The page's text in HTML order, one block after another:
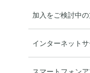
加入をご検討中
インターネット
スマートフォンア